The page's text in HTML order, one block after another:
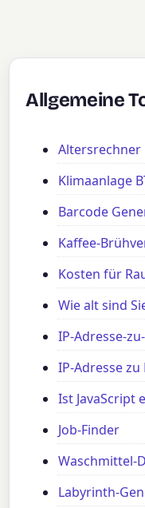
Allgemeine
Altersrechner
Klimaanlage
Barcode
Kaffee-
Kosten für
Wie alt sind
IP-Adresse-
IP-Adresse
Ist JavaScript
Job-Finder
Waschmittel-
Labyrinth-